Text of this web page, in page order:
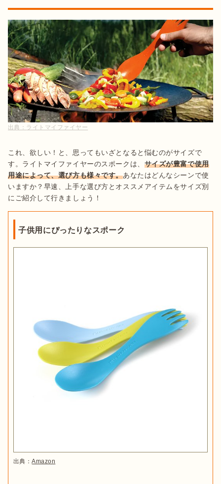
出典： ライトマイファイヤー
これ、欲しい！と、思ってもいざとなると悩むのがサイズで
す。ライトマイファイヤーのスポークは、 サイズが豊富で使用
用途によって、選び方も様々です。あなたはどんなシーンで使
いますか？早速、上手な選び方とオススメアイテムをサイズ別
にご紹介して行きましょう！
子供用にぴったりなスポーク
出典：Amazon